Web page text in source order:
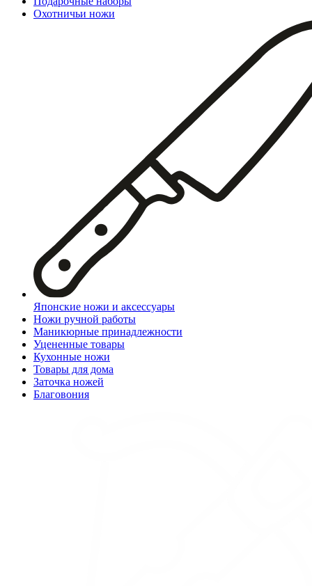
Охотничьи ножи
Японские ножи и аксессуары
Ножи ручной работы
Маникюрные принадлежности
Уцененные товары
Кухонные ножи
Товары для дома
Заточка ножей
Благовония